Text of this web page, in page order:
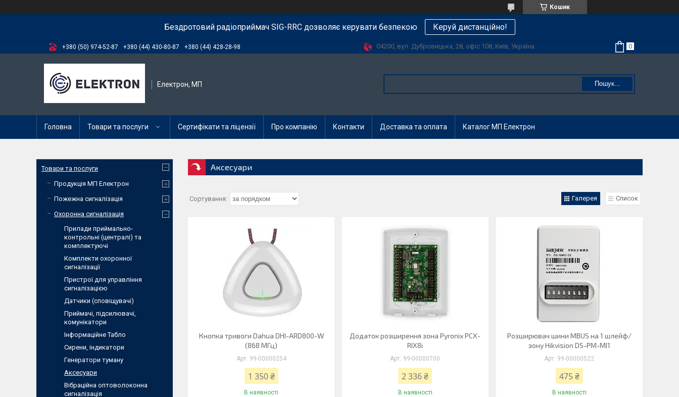
Кошик
Бездротовий радіоприймач SIG-RRC дозволяє керувати безпекою Керуй дистанційно!
+380 (50) 974-52-87 +380 (44) 430-80-87 +380 (44) 428-28-98 04200, вул. Дубровицька, 28, офіс 108, Київ, Україна
Електрон, МП Пошук...
Головна Товари та послуги Сертифікати та ліцензії Про компанію Контакти Доставка та оплата Каталог МП Електрон
Аксесуари
Галерея Список
Кнопка тривоги Dahua DHI-ARD800-W
(868 МГц)
99-00000254
1 350 ₴
В наявності
Додаток розширення зона Pyronix PCX-
RIX8i
99-00000700
2 336 ₴
В наявності
Розширювач шини MBUS на 1 шлейф/
зону Hikvision DS-PM-MI1
99-00000522
475 ₴
В наявності
Товари та послуги
Продукція МП Електрон
Пожежна сигналізація
Охоронна сигналізація
Прилади приймально-
контрольні (централі) та
комплектуючі
Комплекти охоронної
сигналізації
Пристрої для управління
сигналізацією
Датчики (сповіщувачі)
Приймачі, підсилювачі,
комунікатори
Інформаційне Табло
Сирени, індикатори
Генератори туману
Аксесуари
Вібраційна оптоволоконна
сигналізація